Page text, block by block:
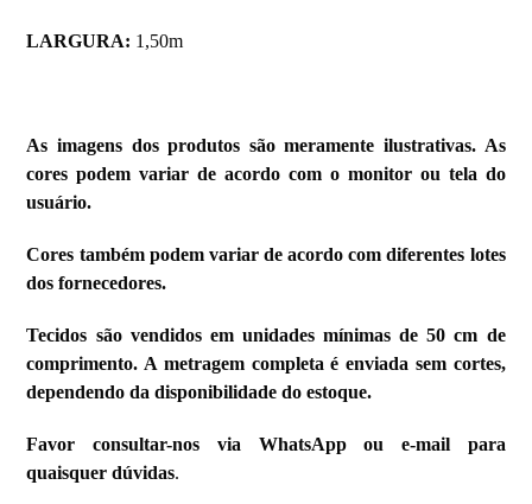
LARGURA: 1,50m
As imagens dos produtos são meramente ilustrativas. As
cores podem variar de acordo com o monitor ou tela do
usuário.
Cores também podem variar de acordo com diferentes lotes
dos fornecedores.
Tecidos são vendidos em unidades mínimas de 50 cm de
comprimento. A metragem completa é enviada sem cortes,
dependendo da disponibilidade do estoque.
Favor consultar-nos via WhatsApp ou e-mail para
quaisquer dúvidas.